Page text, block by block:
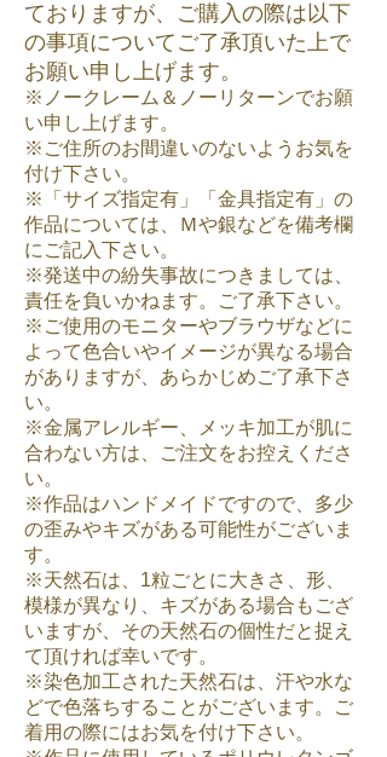
ておりますが、ご購入の際は以下
の事項についてご了承頂いた上で
お願い申し上げます。
※ノークレーム＆ノーリターンでお願
い申し上げます。
※ご住所のお間違いのないようお気を
付け下さい。
※「サイズ指定有」「金具指定有」の
作品については、Ｍや銀などを備考欄
にご記入下さい。
※発送中の紛失事故につきましては、
責任を負いかねます。ご了承下さい。
※ご使用のモニターやブラウザなどに
よって色合いやイメージが異なる場合
がありますが、あらかじめご了承下さ
い。
※金属アレルギー、メッキ加工が肌に
合わない方は、ご注文をお控えくださ
い。
※作品はハンドメイドですので、多少
の歪みやキズがある可能性がございま
す。
※天然石は、1粒ごとに大きさ、形、
模様が異なり、キズがある場合もござ
いますが、その天然石の個性だと捉え
て頂ければ幸いです。
※染色加工された天然石は、汗や水な
どで色落ちすることがございます。ご
着用の際にはお気を付け下さい。